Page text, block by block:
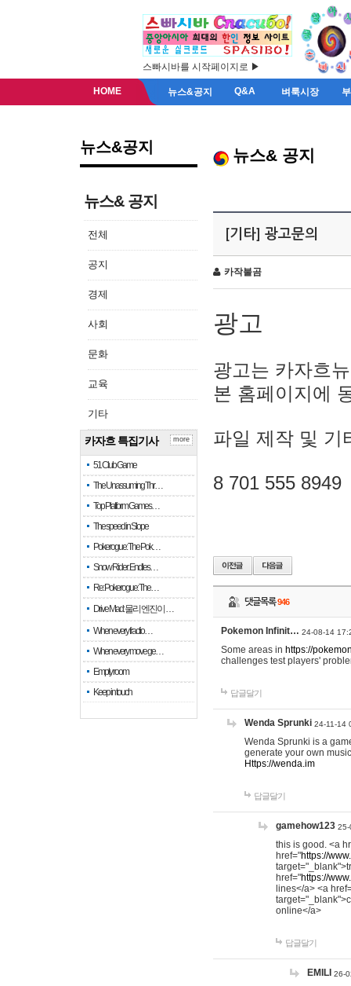
스빠시바를 시작페이지로 ▶
HOME 뉴스&공지 Q&A 벼룩시장
뉴스&공지
뉴스& 공지
전체
공지
경제
사회
문화
교육
기타
카자흐 특집기사
51 Club Game
The Unassuming Thr…
Top Platform Games…
The speed in Slope
Pokerogue: The Pok…
Snow Rider: Endles…
Re: Pokerogue: The…
Drive Mad: 물리 엔진이 …
When every fractio…
When every move ge…
Empty room
Keep in touch
more
뉴스& 공지
[기타] 광고문의
카작불곰
광고
광고는 카자흐
본 홈페이지에
파일 제작 및 기
8 701 555 8949
댓글목록946
Pokemon Infinit… 24-08-14
Some areas in https://
challenges test players'
답글달기
Wenda Sprunki 24-11-14
Wenda Sprunki is a
generate your own
Https://wenda.im
답글달기
gamehow123 25-
this is good. <a
href="https://
href="https://
lines</a> <a
online</a>
답글달기
EMILI 26-